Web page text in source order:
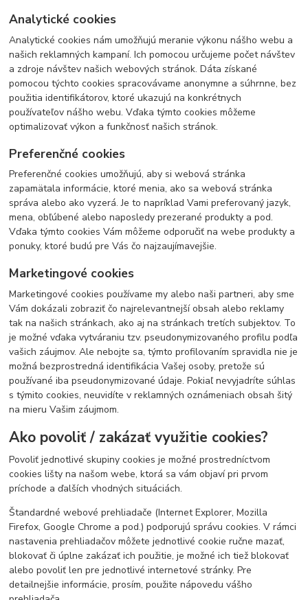
Analytické cookies
Analytické cookies nám umožňujú meranie výkonu nášho webu a
našich reklamných kampaní. Ich pomocou určujeme počet návštev
a zdroje návštev našich webových stránok. Dáta získané
pomocou týchto cookies spracovávame anonymne a súhrnne, bez
použitia identifikátorov, ktoré ukazujú na konkrétnych
používateľov nášho webu. Vďaka týmto cookies môžeme
optimalizovať výkon a funkčnosť našich stránok.
Preferenčné cookies
Preferenčné cookies umožňujú, aby si webová stránka
zapamätala informácie, ktoré menia, ako sa webová stránka
správa alebo ako vyzerá. Je to napríklad Vami preferovaný jazyk,
mena, obľúbené alebo naposledy prezerané produkty a pod.
Vďaka týmto cookies Vám môžeme odporučiť na webe produkty a
ponuky, ktoré budú pre Vás čo najzaujímavejšie.
Marketingové cookies
Marketingové cookies používame my alebo naši partneri, aby sme
Vám dokázali zobraziť čo najrelevantnejší obsah alebo reklamy
tak na našich stránkach, ako aj na stránkach tretích subjektov. To
je možné vďaka vytváraniu tzv. pseudonymizovaného profilu podľa
vašich záujmov. Ale nebojte sa, týmto profilovaním spravidla nie je
možná bezprostredná identifikácia Vašej osoby, pretože sú
používané iba pseudonymizované údaje. Pokiaľ nevyjadríte súhlas
s týmito cookies, neuvidíte v reklamných oznámeniach obsah šitý
na mieru Vašim záujmom.
Ako povoliť / zakázať využitie cookies?
Povoliť jednotlivé skupiny cookies je možné prostredníctvom
cookies lišty na našom webe, ktorá sa vám objaví pri prvom
príchode a ďalších vhodných situáciách.
Štandardné webové prehliadače (Internet Explorer, Mozilla
Firefox, Google Chrome a pod.) podporujú správu cookies. V rámci
nastavenia prehliadačov môžete jednotlivé cookie ručne mazať,
blokovať či úplne zakázať ich použitie, je možné ich tiež blokovať
alebo povoliť len pre jednotlivé internetové stránky. Pre
detailnejšie informácie, prosím, použite nápovedu vášho